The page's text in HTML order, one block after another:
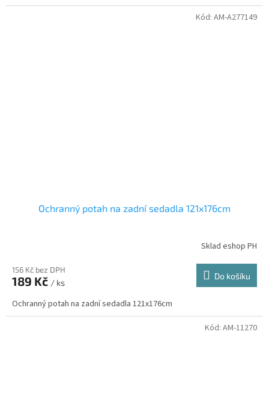
Ochranný potah na zadní sedadla 121x176cm
Sklad eshop PH
156 Kč bez DPH
189 Kč / ks
Do košíku
Ochranný potah na zadní sedadla 121x176cm
Kód: AM-A277149
Kód: AM-11270